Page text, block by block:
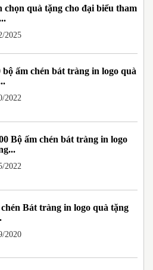
chọn quà tặng cho đại biểu tham
2025
bộ ấm chén bát tràng in logo quà
2022
Bộ ấm chén bát tràng in logo
2022
Bát tràng in logo quà tặng
2020